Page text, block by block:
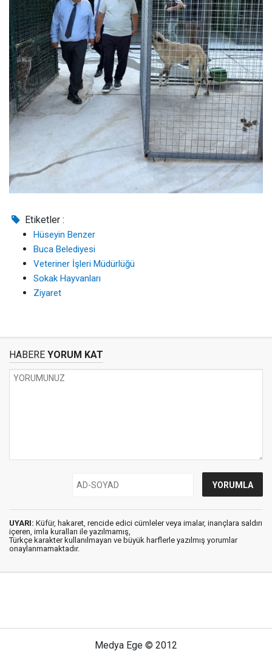
Etiketler :
Hüseyin Benzer
Buca Belediyesi
Veteriner İşleri Müdürlüğü
Sokak Hayvanları
Ziyaret
HABERE YORUM KAT
UYARI: Küfür, hakaret, rencide edici cümleler veya imalar, inançlara saldırı
içeren, imla kuralları ile yazılmamış,
Türkçe karakter kullanılmayan ve büyük harflerle yazılmış yorumlar
onaylanmamaktadır.
Medya Ege © 2012